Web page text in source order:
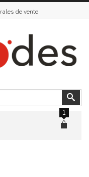
de vente
1